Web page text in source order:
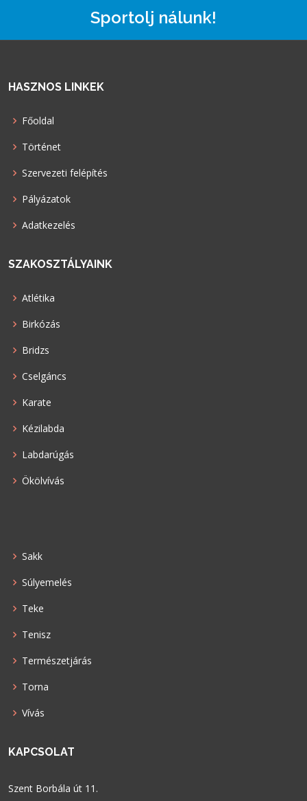
Sportolj nálunk!
HASZNOS LINKEK
Főoldal
Történet
Szervezeti felépítés
Pályázatok
Adatkezelés
SZAKOSZTÁLYAINK
Atlétika
Birkózás
Bridzs
Cselgáncs
Karate
Kézilabda
Labdarúgás
Ökölvívás
Sakk
Súlyemelés
Teke
Tenisz
Természetjárás
Torna
Vívás
KAPCSOLAT
Szent Borbála út 11.